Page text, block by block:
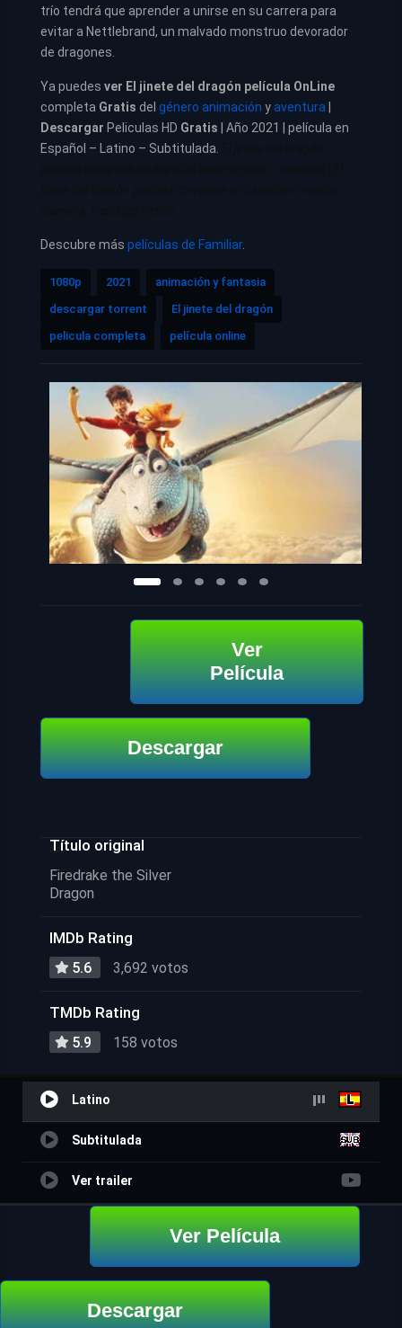
trío tendrá que aprender a unirse en su carrera para
evitar a Nettlebrand, un malvado monstruo devorador
de dragones.
Ya puedes ver El jinete del dragón película OnLine
completa Gratis del género animación yaventura
Descargar Peliculas HD Gratis | Año 2021 | película en
Español – Latino – Subtitulada.
Descubre más películas de Familiar.
1080p 2021
animación y fantasia
descargar torrent
El jinete del dragón
pelicula completa
película online
Ver
Película
Descargar
Título original
Firedrake the Silver
Dragon
IMDb Rating
5.6 3,692 votos
TMDb Rating
5.9 158 votos
Latino
Subtitulada
Ver trailer
Ver Película
Descargar